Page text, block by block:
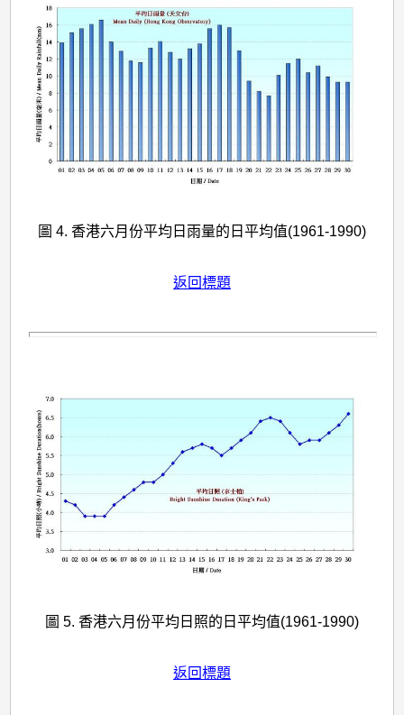
圖 4. 香港六月份平均日雨量的日平均值(1961-1990)
返回標題
圖 5. 香港六月份平均日照的日平均值(1961-1990)
返回標題